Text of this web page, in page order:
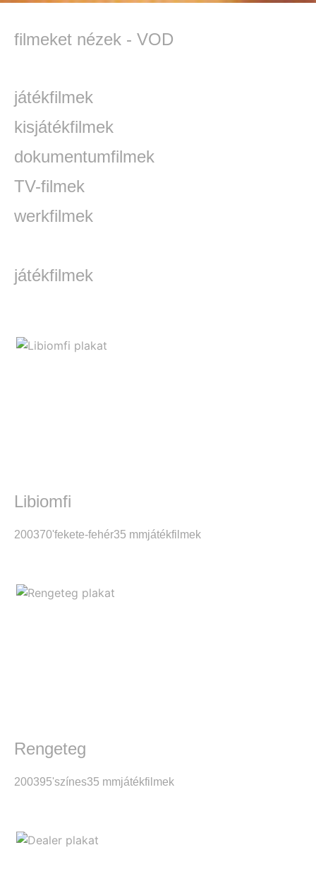
filmeket nézek - VOD
játékfilmek
kisjátékfilmek
dokumentumfilmek
TV-filmek
werkfilmek
játékfilmek
Libiomfi
200370'fekete-fehér35 mmjátékfilmek
Rengeteg
200395'színes35 mmjátékfilmek